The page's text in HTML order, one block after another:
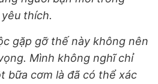
thích.
gặp gỡ thế này không nên
Mình không nghĩ chỉ
bữa cơm là đã có thể xác